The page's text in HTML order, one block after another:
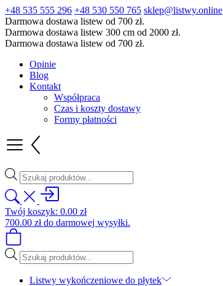
+48 535 555 296 +48 530 550 765 sklep@listwy.online
Darmowa dostawa listew od 700 zł.
Darmowa dostawa listew 300 cm od 2000 zł.
Darmowa dostawa listew od 700 zł.
Opinie
Blog
Kontakt
Współpraca
Czas i koszty dostawy
Formy płatności
Wyszukiwarka
produktów
Twój koszyk: 0.00 zł
700.00 złdo darmowej wysyłki.
Wyszukiwarka
produktów
Listwy wykończeniowe do płytek